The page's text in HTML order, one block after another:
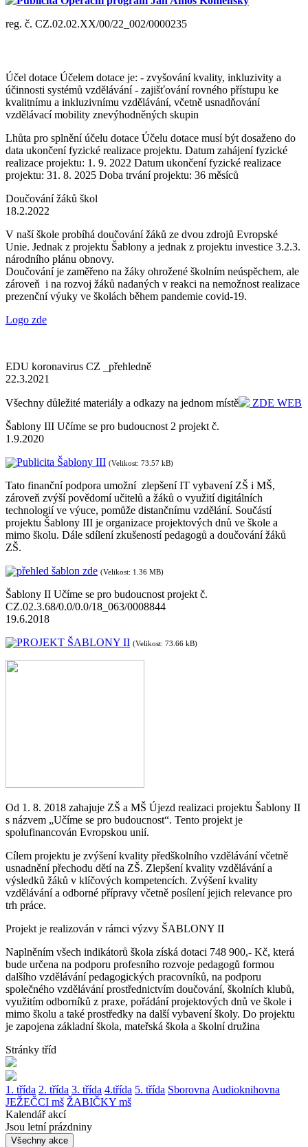
reg. č. CZ.02.02.XX/00/22_002/0000235
Účel dotace Účelem dotace je: - zvyšování kvality, inkluzivity a
účinnosti systémů vzdělávání - zajišťování rovného přístupu ke
kvalitnímu a inkluzivnímu vzdělávání, včetně usnadňování
vzdělávací mobility znevýhodněných skupin
Lhůta pro splnění účelu dotace Účelu dotace musí být dosaženo do
data ukončení fyzické realizace projektu. Datum zahájení fyzické
realizace projektu: 1. 9. 2022 Datum ukončení fyzické realizace
projektu: 31. 8. 2025 Doba trvání projektu: 36 měsíců
Doučování žáků škol
18.2.2022
V naší škole probíhá doučování žáků ze dvou zdrojů Evropské
Unie. Jednak z projektu Šablony a jednak z projektu investice 3.2.3.
národního plánu obnovy.
Doučování je zaměřeno na žáky ohrožené školním neúspěchem, ale
zároveň i na rozvoj žáků nadaných v reakci na nemožnost realizace
prezenční výuky ve školách během pandemie covid-19.
Logo zde
EDU koronavirus CZ _přehledně
22.3.2021
Všechny důležité materiály a odkazy na jednom místě
ZDE WEB
Šablony III Učíme se pro budoucnost 2 projekt č.
1.9.2020
Publicita Šablony III (Velikost: 73.57 kB)
Tato finanční podpora umožní zlepšení IT vybavení ZŠ i MŠ,
zároveň zvýší povědomí učitelů a žáků o využití digitálních
technologií ve výuce, pomůže distančnímu vzdělání. Součástí
projektu Šablony III je organizace projektových dnů ve škole a
mimo školu. Dále sdílení zkušeností pedagogů a doučování žáků
ZŠ.
přehled šablon zde (Velikost: 1.36 MB)
Šablony II Učíme se pro budoucnost projekt č.
CZ.02.3.68/0.0/0.0/18_063/0008844
19.6.2018
PROJEKT ŠABLONY II (Velikost: 73.66 kB)
Od 1. 8. 2018 zahajuje ZŠ a MŠ Újezd realizaci projektu Šablony II
s názvem „Učíme se pro budoucnost“. Tento projekt je
spolufinancován Evropskou unií.
Cílem projektu je zvýšení kvality předškolního vzdělávání včetně
usnadnění přechodu dětí na ZŠ. Zlepšení kvality vzdělávání a
výsledků žáků v klíčových kompetencích. Zvýšení kvality
vzdělávání a odborné přípravy včetně posílení jejich relevance pro
trh práce.
Projekt je realizován v rámci výzvy ŠABLONY II
Naplněním všech indikátorů škola získá dotaci 748 900,- Kč, která
bude určena na podporu profesního rozvoje pedagogů formou
dalšího vzdělávání pedagogických pracovníků, na podporu
společného vzdělávání prostřednictvím doučování, školních klubů,
využitím odborníků z praxe, pořádání projektových dnů ve škole i
mimo školu a také prostředky na další vybavení školy. Do projektu
je zapojena základní škola, mateřská škola a školní družina
Stránky tříd
1. třída 2. třída 3. třída 4.třída 5. třída Sborovna Audioknihovna
JEŽEČCI mš ŽABIČKY mš
Kalendář akcí
Jsou letní prázdniny
Všechny akce